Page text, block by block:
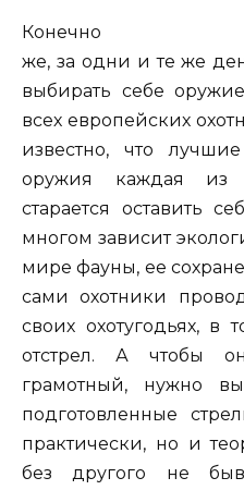
Конечно
же, за одни и те же
выбирать себе
всех европейских
известно, что
оружия каждая из
старается оставить
многом зависит
мире фауны, ее
сами охотники
своих охотугодьях, в
отстрел. А чтобы
грамотный, нужно
подготовленные
практически, но и
без другого не